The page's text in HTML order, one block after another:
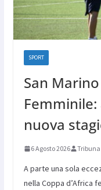
SPORT
San
nuova
6 Agosto 2026 Tribuna
A parte una sola
nella Coppa d’Africa